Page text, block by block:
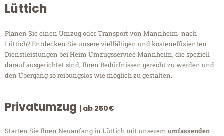
Lüttich
Planen Sie einen Umzug oder Transport von Mannheim nach
Lüttich? Entdecken Sie unsere vielfältigen und kosteneffizienten
Dienstleistungen bei Heim Umzugsservice Mannheim, die speziell
darauf ausgerichtet sind, Ihren Bedürfnissen gerecht zu werden und
den Übergang so reibungslos wie möglich zu gestalten.
Privatumzug | ab 250€
Starten Sie Ihren Neuanfang in Lüttich mit unserem umfassenden